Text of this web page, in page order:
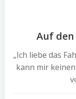
Auf den
„Ich liebe das
kann mir